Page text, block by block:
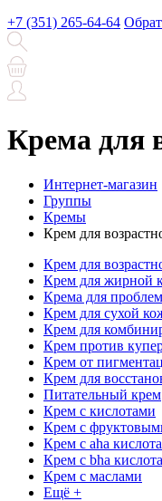
+7 (351) 265-64-64
Крема для
Интернет-магазин
Группы
Кремы
Крем для
Крем для
Крем для жирной
Крема для
Крем для сухой
Крем для
Крем против
Крем от
Крем для
Питательный крем
Крем с кислотами
Крем с
Крем с aha
Крем с bha
Крем с маслами
Ещё +